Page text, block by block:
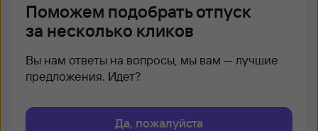
Поможем подобрать отпуск
за несколько кликов
Вы нам ответы на вопросы, мы вам — лучшие
предложения. Идет?
Да, пожалуйста